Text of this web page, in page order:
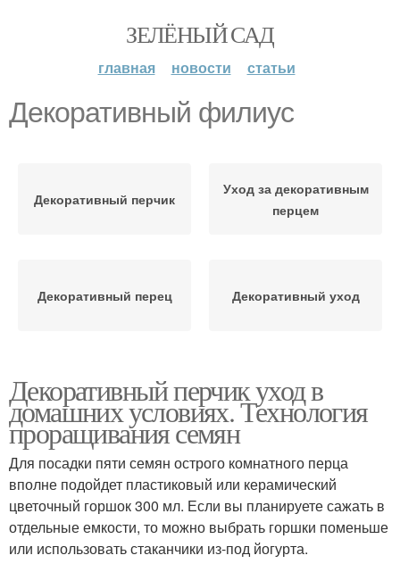
ЗЕЛЁНЫЙ САД
главная новости статьи
Декоративный филиус
Декоративный перчик
Уход за декоративным
перцем
Декоративный перец Декоративный уход
Декоративный перчик уход в
домашних условиях. Технология
проращивания семян
Для посадки пяти семян острого комнатного перца
вполне подойдет пластиковый или керамический
цветочный горшок 300 мл. Если вы планируете сажать в
отдельные емкости, то можно выбрать горшки поменьше
или использовать стаканчики из-под йогурта.